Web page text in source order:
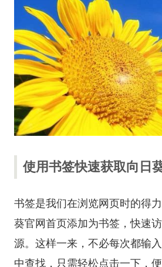
使用书签快速获取向日
书签是我们在浏览网页时的得
葵官网首页添加为书签，快速
源。这样一来，不必每次都输
中查找，只需轻松点击一下，